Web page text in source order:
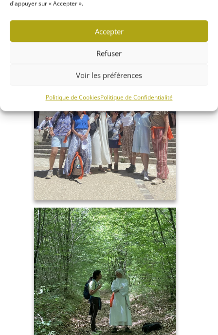
d'appuyer sur « Accepter ».
Accepter
Refuser
Voir les préférences
Politique de CookiesPolitique de Confidentialité